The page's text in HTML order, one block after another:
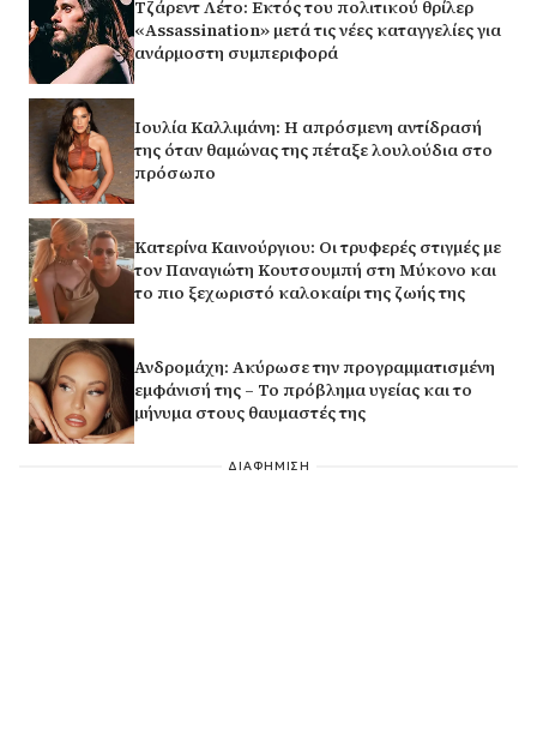
Τζάρεντ Λέτο: Εκτός του πολιτικού θρίλερ
«Assassination» μετά τις νέες καταγγελίες για
ανάρμοστη συμπεριφορά
Ιουλία Καλλιμάνη: Η απρόσμενη αντίδρασή
της όταν θαμώνας της πέταξε λουλούδια στο
πρόσωπο
Κατερίνα Καινούργιου: Οι τρυφερές στιγμές με
τον Παναγιώτη Κουτσουμπή στη Μύκονο και
το πιο ξεχωριστό καλοκαίρι της ζωής της
Ανδρομάχη: Ακύρωσε την προγραμματισμένη
εμφάνισή της – Το πρόβλημα υγείας και το
μήνυμα στους θαυμαστές της
ΔΙΑΦΗΜΙΣΗ